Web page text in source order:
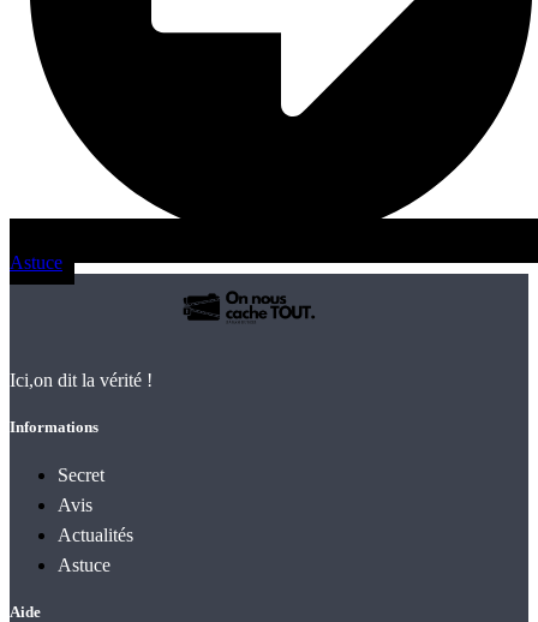
Astuce
Ici,on dit la vérité !
Informations
Secret
Avis
Actualités
Astuce
Aide